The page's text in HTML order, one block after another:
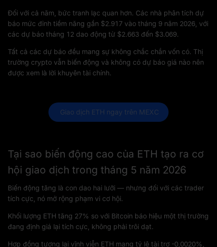
Đối với cả năm, bức tranh lạc quan hơn. Các nhà phân tích dự
báo mức đỉnh tiềm năng gần $2.917 vào tháng 9 năm 2026, với
các dự báo tháng 12 dao động từ $2.663 đến $3.069.
Tất cả các dự báo đều mang sự không chắc chắn vốn có. Thị
trường crypto vẫn biến động và không có dự báo giá nào nên
được xem là lời khuyên tài chính.
Giao dịch ETH ngay trên MEXC
Tại sao biến động cao của ETH tạo ra cơ
hội giao dịch trong tháng 5 năm 2026
Biến động tăng là con dao hai lưỡi — nhưng đối với các trader
tích cực, nó mở rộng phạm vi cơ hội.
Khối lượng ETH tăng 27% so với Bitcoin báo hiệu một thị trường
đang định giá lại tích cực, không phải trôi dạt.
Hợp đồng tương lai vĩnh viễn ETH mang tỷ lệ tài trợ -0,0020%,